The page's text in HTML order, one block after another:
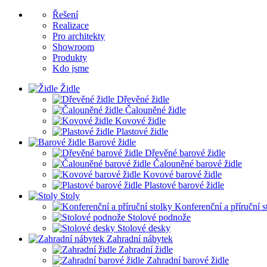
Řešení
Realizace
Pro architekty
Showroom
Produkty
Kdo jsme
Židle
Dřevěné židle
Čalouněné židle
Kovové židle
Plastové židle
Barové židle
Dřevěné barové židle
Čalouněné barové židle
Kovové barové židle
Plastové barové židle
Stoly
Konferenční a příruční
Stolové podnože
Stolové desky
Zahradní nábytek
Zahradní židle
Zahradní barové židle